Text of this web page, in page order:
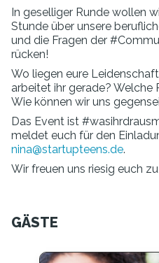
In geselliger Runde wollen
Stunde über unsere
und die Fragen der
rücken!
Wo liegen eure
arbeitet ihr gerade? Welche
Wie können wir uns
Das Event ist
meldet euch für den
nina@startupteens.de.
Wir freuen uns riesig euch
GÄSTE